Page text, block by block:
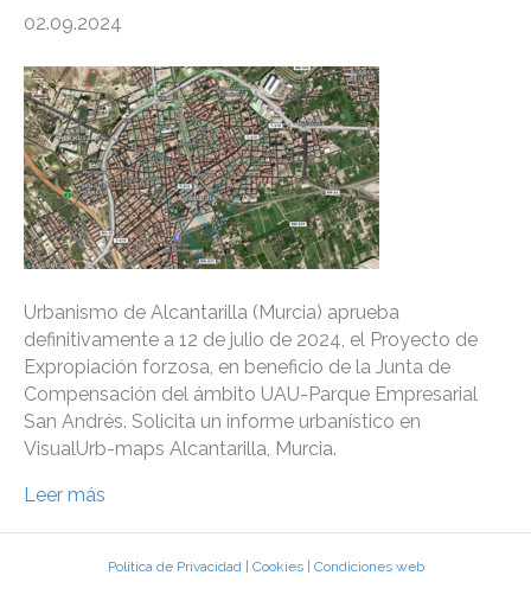
02.09.2024
Urbanismo de Alcantarilla (Murcia) aprueba
definitivamente a 12 de julio de 2024, el Proyecto de
Expropiación forzosa, en beneficio de la Junta de
Compensación del ámbito UAU-Parque Empresarial
San Andrés. Solicita un informe urbanístico en
VisualUrb-maps Alcantarilla, Murcia.
Leer más
Política de Privacidad| Cookies| Condiciones web